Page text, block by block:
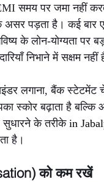
समय पर जमा नहीं
असर पड़ता है। कई
के लोन-योग्यता पर
निभाने में सक्षम नहीं
लगाना, बैंक
बढ़ाता है बल्कि
के तरीके in
है।
को कम रखें